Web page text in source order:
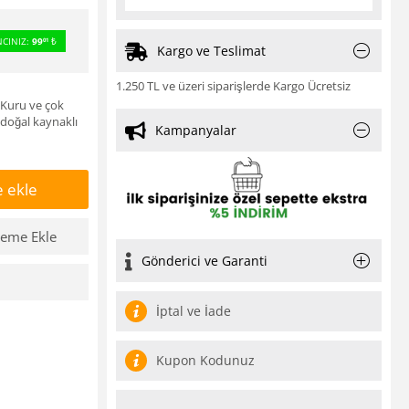
9901₺
ve çok
kaynaklı
ekle
Ekle
Kargo ve Teslimat
1.250 TL ve üzeri siparişlerde Kargo Ücretsiz
Kampanyalar
Gönderici ve Garanti
İptal ve İade
Kupon Kodunuz